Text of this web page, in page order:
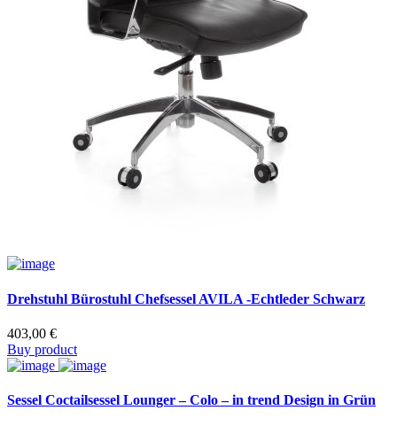
Drehstuhl Bürostuhl Chefsessel AVILA -Echtleder Schwarz
403,00 €
Buy product
Sessel Coctailsessel Lounger – Colo – in trend Design in Grün